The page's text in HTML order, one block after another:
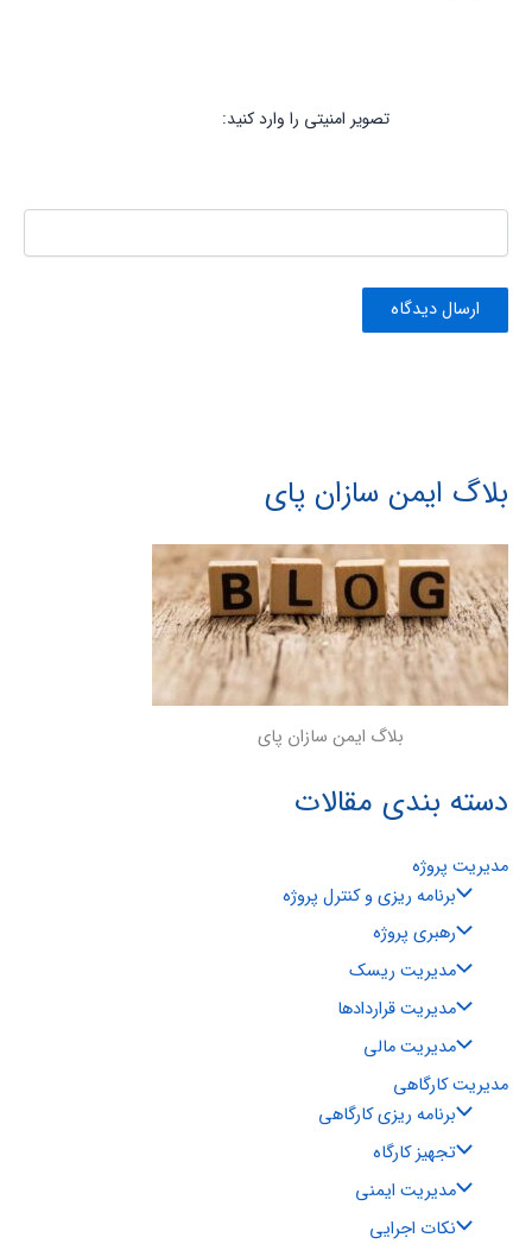
تصویر امنیتی را وارد کنید:
بلاگ ایمن سازان پای
بلاگ ایمن سازان پای
دسته بندی مقالات
مدیریت پروژه
برنامه ریزی و کنترل پروژه
رهبری پروژه
مدیریت ریسک
مدیریت قراردادها
مدیریت مالی
مدیریت کارگاهی
برنامه ریزی کارگاهی
تجهیز کارگاه
مدیریت ایمنی
نکات اجرایی